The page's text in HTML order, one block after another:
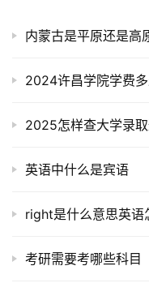
内蒙古是平原还是高
2024许昌学院学费
2025怎样查大学录
英语中什么是宾语
right是什么意思英语
考研需要考哪些科目